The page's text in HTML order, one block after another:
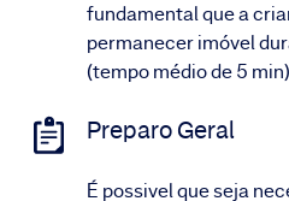
fundamental que a
permanecer imóvel
(tempo médio de 5
Preparo Geral
É possivel que seja